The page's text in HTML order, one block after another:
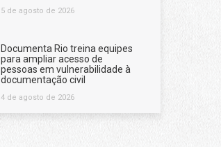
5 de agosto de 2026
Documenta Rio treina equipes
para ampliar acesso de
pessoas em vulnerabilidade à
documentação civil
4 de agosto de 2026